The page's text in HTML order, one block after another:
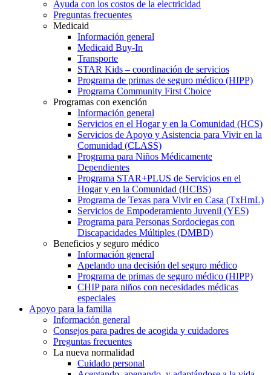
Ayuda con los costos de la electricidad
Preguntas frecuentes
Medicaid
Información general
Medicaid Buy-In
Transporte
STAR Kids – coordinación de servicios
Programa de primas de seguro médico (HIPP)
Programa Community First Choice
Programas con exención
Información general
Servicios en el Hogar y en la Comunidad (HCS)
Servicios de Apoyo y Asistencia para Vivir en la
Comunidad (CLASS)
Programa para Niños Médicamente
Dependientes
Programa STAR+PLUS de Servicios en el
Hogar y en la Comunidad (HCBS)
Programa de Texas para Vivir en Casa (TxHmL)
Servicios de Empoderamiento Juvenil (YES)
Programa para Personas Sordociegas con
Discapacidades Múltiples (DMBD)
Beneficios y seguro médico
Información general
Apelando una decisión del seguro médico
Programa de primas de seguro médico (HIPP)
CHIP para niños con necesidades médicas
especiales
Apoyo para la familia
Información general
Consejos para padres de acogida y cuidadores
Preguntas frecuentes
La nueva normalidad
Cuidado personal